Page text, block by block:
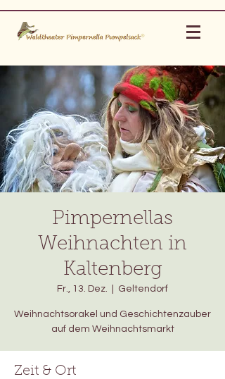
Pimpernellas
Weihnachten in
Kaltenberg
Fr., 13. Dez. Geltendorf
Weihnachtsorakel und Geschichtenzauber
auf dem Weihnachtsmarkt
Zeit & Ort